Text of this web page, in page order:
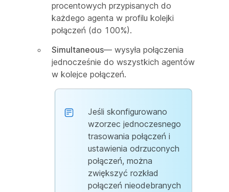
procentowych przypisanych do
każdego agenta w profilu kolejki
połączeń (do 100%).
Simultaneous— wysyła połączenia
jednocześnie do wszystkich agentów
w kolejce połączeń.
Jeśli skonfigurowano
wzorzec jednoczesnego
trasowania połączeń i
ustawienia odrzuconych
połączeń, można
zwiększyć rozkład
połączeń nieodebranych